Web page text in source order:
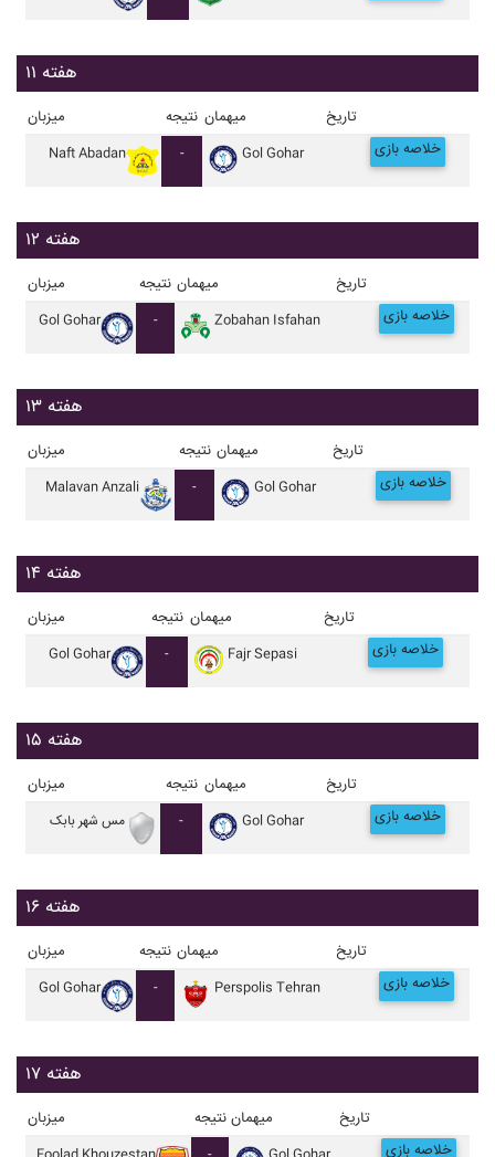
هفته ۱۱
میزبان نتیجه میهمان تاریخ
Naft Abadan - Gol Gohar خلاصه بازی
هفته ۱۲
میزبان نتیجه میهمان تاریخ
Gol Gohar - Zobahan Isfahan خلاصه بازی
هفته ۱۳
میزبان نتیجه میهمان تاریخ
Malavan Anzali - Gol Gohar خلاصه بازی
هفته ۱۴
میزبان نتیجه میهمان تاریخ
Gol Gohar - Fajr Sepasi خلاصه بازی
هفته ۱۵
میزبان نتیجه میهمان تاریخ
مس شهر بابک - Gol Gohar خلاصه بازی
هفته ۱۶
میزبان نتیجه میهمان تاریخ
Gol Gohar - Perspolis Tehran خلاصه بازی
هفته ۱۷
میزبان نتیجه میهمان تاریخ
خلاصه بازی